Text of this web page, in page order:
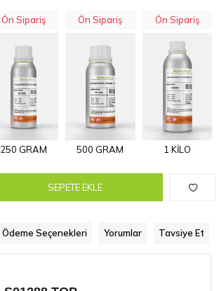
Ön Sipariş
250 GRAM
Ön Sipariş
500 GRAM
Ön Sipariş
1 KİLO
SEPETE EKLE
Ödeme Seçenekleri Yorumlar Tavsiye Et